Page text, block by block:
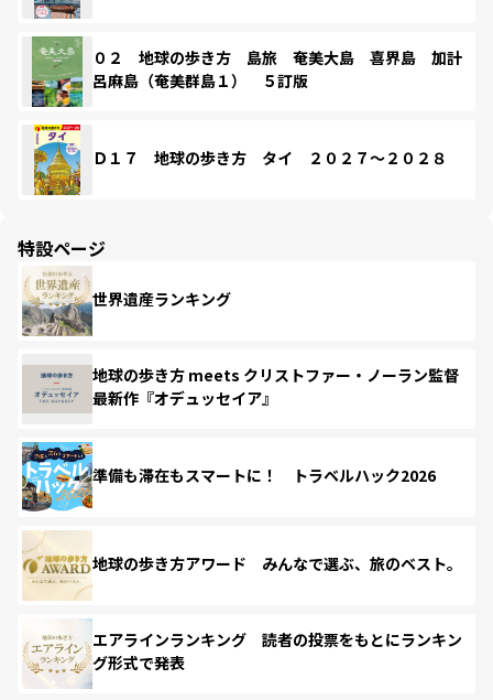
０２ 地球の歩き方 島旅 奄美大島 喜界島 加計
呂麻島（奄美群島１） ５訂版
Ｄ１７ 地球の歩き方 タイ ２０２７～２０２８
特設ページ
世界遺産ランキング
地球の歩き方 meets クリストファー・ノーラン監督
最新作『オデュッセイア』
準備も滞在もスマートに！ トラベルハック2026
地球の歩き方アワード みんなで選ぶ、旅のベスト。
エアラインランキング 読者の投票をもとにランキン
グ形式で発表